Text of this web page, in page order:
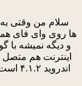
سلام من وقتی به
ها روی وای فای